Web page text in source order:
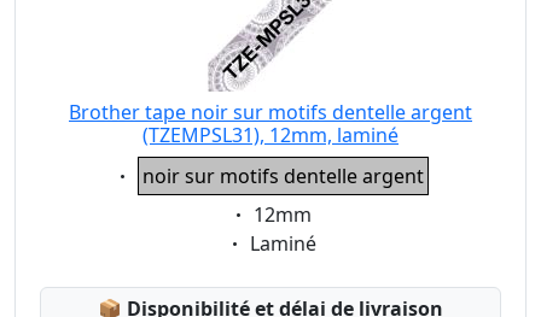
Brother tape noir sur motifs dentelle argent
(TZEMPSL31), 12mm, laminé
Eigenschaft:
noir sur motifs dentelle argent
Eigenschaft:
12mm
Eigenschaft:
Laminé
📦 Lagerstatus:
Disponibilité et délai de livraison